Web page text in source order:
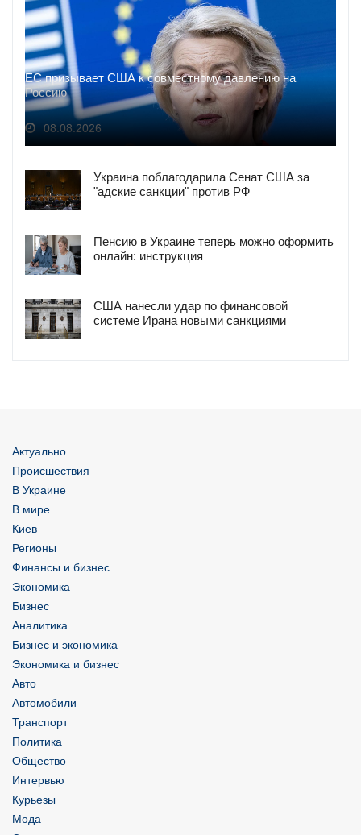
ЕС призывает США к совместному давлению на
Россию
08.08.2026
Украина поблагодарила Сенат США за
"адские санкции" против РФ
Пенсию в Украине теперь можно оформить
онлайн: инструкция
США нанесли удар по финансовой
системе Ирана новыми санкциями
Актуально
Происшествия
В Украине
В мире
Киев
Регионы
Финансы и бизнес
Экономика
Бизнес
Аналитика
Бизнес и экономика
Экономика и бизнес
Авто
Автомобили
Транспорт
Политика
Общество
Интервью
Курьезы
Мода